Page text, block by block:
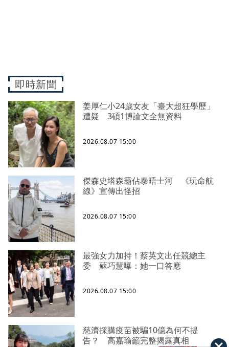
即時新聞
姜厚仁小24歲女友「臺大超狂學歷」
遭疑 3碩1博論文全無資料
2026.08.07 15:00
傑森史塔森霸佔泰晤士河 《玩命航
線》宣傳出怪招
2026.08.07 15:00
最強女力加持！蔡英文出任競總主
委 蘇巧慧曝：她一口答應
2026.08.07 15:00
慈濟採購疫苗被騙10億為何不提
告？ 高嘉瑜籲完整揭露真相